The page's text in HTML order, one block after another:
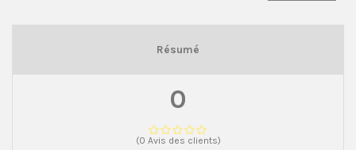
Résumé
0
(0 Avis des clients)